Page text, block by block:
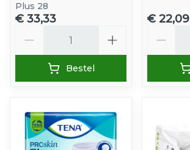
Plus 28
€ 33,33
Bestel
€ 22,09